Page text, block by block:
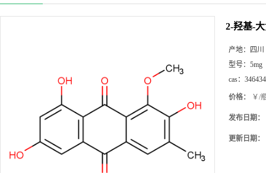
2-羟基-
产地：
四川
型号： 5mg
cas：
价格： ￥/
发布日期：
更新日期：